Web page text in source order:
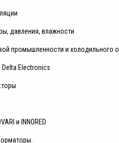
давления, влажности
промышленности и холодильного
Electronics
и INNORED